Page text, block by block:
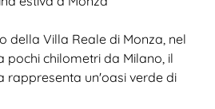
della Villa Reale di Monza, nel
pochi chilometri da Milano, il
rappresenta un'oasi verde di